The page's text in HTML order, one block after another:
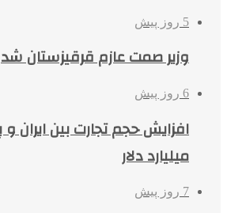
5 روز پیش
وزیر صمت عازم قرقیزستان شد
6 روز پیش
میلیارد دلار
7 روز پیش